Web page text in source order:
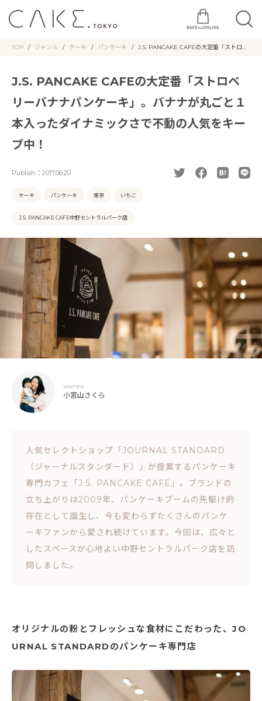
TOP ジャンル ケーキ パンケーキ
J.S. PANCAKE CAFEの大定番「ストロベ
J.S. PANCAKE CAFEの大定番「ストロベ
リーバナナパンケーキ」。バナナが丸ごと１
本入ったダイナミックさで不動の人気をキー
プ中！
Publish： 2017.06.20
ケーキ パンケーキ 東京 いちご
J.S. PANCAKE CAFE中野セントラルパーク店
WRITER
小宮山さくら
人気セレクトショップ「JOURNAL STANDARD
（ジャーナルスタンダード）」が提案するパンケーキ
専門カフェ「J.S. PANCAKE CAFE」。ブランドの
立ち上がりは2009年、パンケーキブームの先駆け的
存在として誕生し、今も変わらずたくさんのパンケ
ーキファンから愛され続けています。今回は、広々と
したスペースが心地よい中野セントラルパーク店を訪
問しました。
オリジナルの粉とフレッシュな食材にこだわった、JO
URNAL STANDARDのパンケーキ専門店